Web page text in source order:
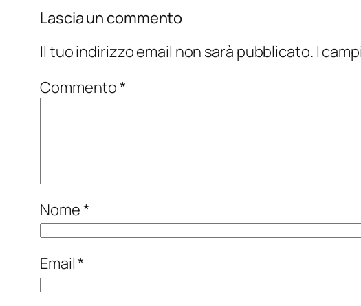
Lascia un commento
Il tuo indirizzo email non sarà pubblicato. I
Commento*
Nome*
Email*